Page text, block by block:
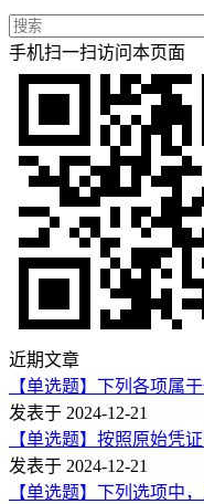
手机扫一扫访问本页面
近期文章
【单选题】下列各项属
发表于 2024-12-21
【单选题】按照原始凭
发表于 2024-12-21
【单选题】下列选项中